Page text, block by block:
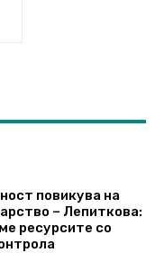
повикува на
– Лепиткова:
ресурсите со